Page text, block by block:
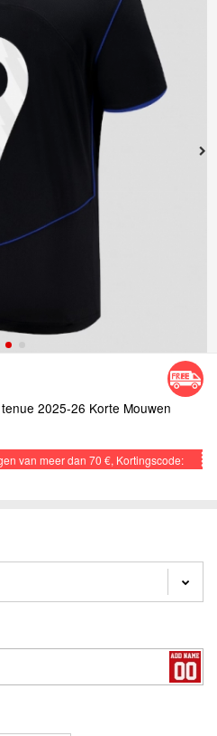
2025-26 Korte Mouwen
van meer dan 70 €, Kortingscode: